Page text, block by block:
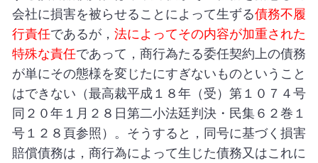
会社に損害を被らせることによって生ずる債務不履
行責任であるが， 法によってその内容が加重された
特殊な責任であって，商行為たる委任契約上の債務
が単にその態様を変じたにすぎないものということ
はできない（最高裁平成１８年（受）第１０７４号
同２０年１月２８日第二小法廷判決・民集６２巻１
号１２８頁参照）。そうすると，同号に基づく損害
賠償債務は，商行為によって生じた債務又はこれに